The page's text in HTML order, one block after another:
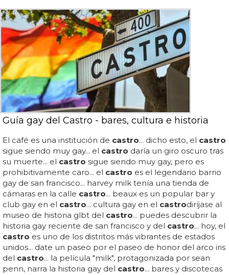
Guía gay del Castro - bares, cultura e historia
El café es una institución de castro... dicho esto, el castro
sigue siendo muy gay... el castro daría un giro oscuro tras
su muerte... el castro sigue siendo muy gay, pero es
prohibitivamente caro... el castro es el legendario barrio
gay de san francisco... harvey milk tenía una tienda de
cámaras en la calle castro... beaux es un popular bar y
club gay en el castro... cultura gay en el castrodiríjase al
museo de historia glbt del castro... puedes descubrir la
historia gay reciente de san francisco y del castro... hoy, el
castro es uno de los distritos más vibrantes de estados
unidos... date un paseo por el paseo de honor del arco iris
del castro... la película "milk", protagonizada por sean
penn, narra la historia gay del castro... bares y discotecas